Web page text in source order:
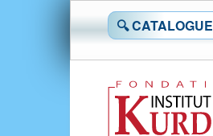
🔍 CATALOGUE